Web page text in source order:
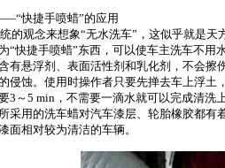
快捷手喷蜡”的应用
的观念来想象“无水洗车”，这似乎就是
“快捷手喷蜡”东西，可以使车主洗车不
有悬浮剂、表面活性剂和乳化剂，不会
侵蚀。使用时操作者只要先掸去车上浮土
3 ～5 min ，不需要一滴水就可以完成清洗
采用的洗车蜡对汽车漆层、轮胎橡胶都
面相对较为清洁的车辆。